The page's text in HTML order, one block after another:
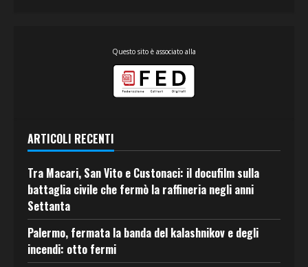
Questo sito è associato alla
ARTICOLI RECENTI
Tra Macari, San Vito e Custonaci: il docufilm sulla
battaglia civile che fermò la raffineria negli anni
Settanta
Palermo, fermata la banda del kalashnikov e degli
incendi: otto fermi